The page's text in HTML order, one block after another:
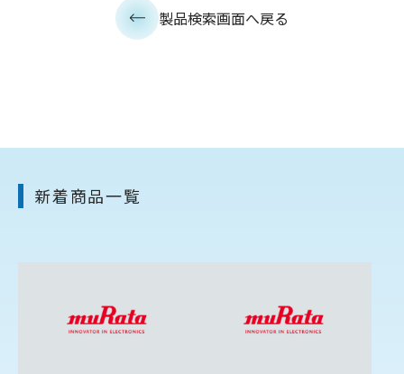
製品検索画面へ戻る
新着商品一覧